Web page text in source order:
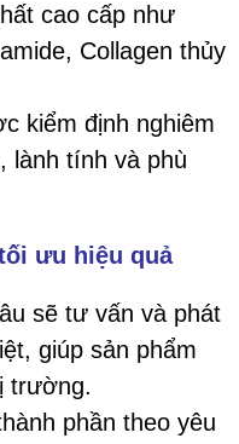
cao cấp như
Collagen thủy
kiểm định nghiêm
lành tính và phù
ưu hiệu quả
sẽ tư vấn và phát
giúp sản phẩm
trường.
phần theo yêu